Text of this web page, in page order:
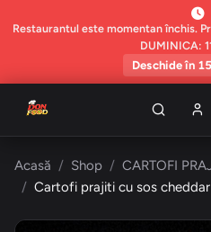
Restaurantul este momentan închis.
DUMINICA:
Deschide în
Acasă Shop
CARTOFI
Cartofi prajiti cu sos cheddar